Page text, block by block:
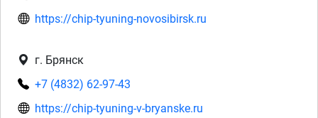
https://chip-tyuning-novosibirsk.ru
г. Брянск
+7 (4832) 62-97-43
https://chip-tyuning-v-bryanske.ru